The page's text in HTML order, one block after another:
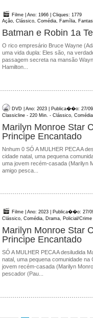
Filme | Ano: 1966 | Cliques: 1779
Ação, Clássico, Comédia, Família,
Batman e Robin 1a
O rico empresário Bruce Wayne
uma vida dupla: Eles são, na
passagem secreta na mansão
Hamilton...
DVD | Ano: 2023 | Publica��o: 27/
Classicline - 220 Min. - Clássico,
Marilyn Monroe Star
Principe Encantado
Nnhum 0 SÓ A MULHER PECA A
cidade natal, uma pequena
uma jovem recém-casada (Marilyn
amigo pesca...
Filme | Ano: 2023 | Publica��o: 27/
Clássico, Comédia, Drama, Policial/Crime
Marilyn Monroe Star
Principe Encantado
SÓ A MULHER PECA A desiludida
natal, uma pequena comunidade
jovem recém-casada (Marilyn
pescador (Pau...